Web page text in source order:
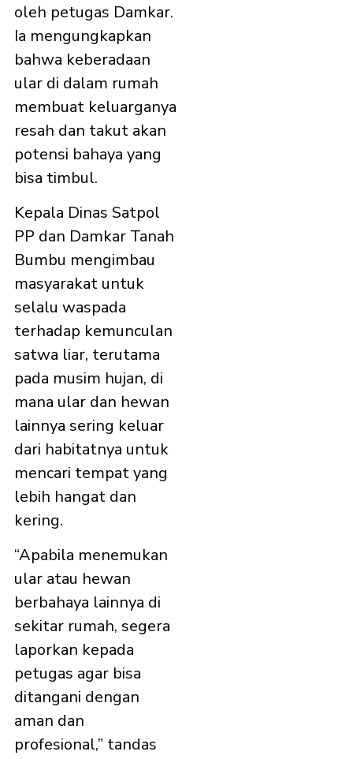
oleh petugas Damkar.
Ia mengungkapkan
bahwa keberadaan
ular di dalam rumah
membuat keluarganya
resah dan takut akan
potensi bahaya yang
bisa timbul.
Kepala Dinas Satpol
PP dan Damkar Tanah
Bumbu mengimbau
masyarakat untuk
selalu waspada
terhadap kemunculan
satwa liar, terutama
pada musim hujan, di
mana ular dan hewan
lainnya sering keluar
dari habitatnya untuk
mencari tempat yang
lebih hangat dan
kering.
“Apabila menemukan
ular atau hewan
berbahaya lainnya di
sekitar rumah, segera
laporkan kepada
petugas agar bisa
ditangani dengan
aman dan
profesional,” tandas